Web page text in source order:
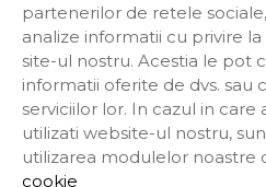
Notă de informare
datelor
Regulament de
Politica de
Termeni și
Politica privind
partenerilor de retele
analize informatii cu privire
site-ul nostru. Acestia le pot
informatii oferite de dvs. sau
serviciilor lor. In cazul in care
utilizati website-ul nostru,
utilizarea modulelor noastre
cookie